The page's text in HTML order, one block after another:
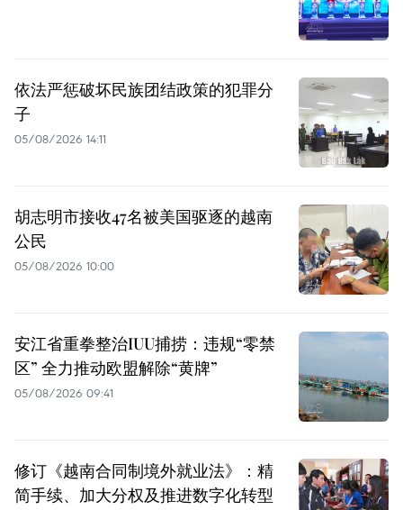
依法严惩破坏民族团结政策的犯罪分
子
05/08/2026 14:11
胡志明市接收47名被美国驱逐的越南
公民
05/08/2026 10:00
安江省重拳整治IUU捕捞：违规“零禁
区” 全力推动欧盟解除“黄牌”
05/08/2026 09:41
修订《越南合同制境外就业法》：精
简手续、加大分权及推进数字化转型